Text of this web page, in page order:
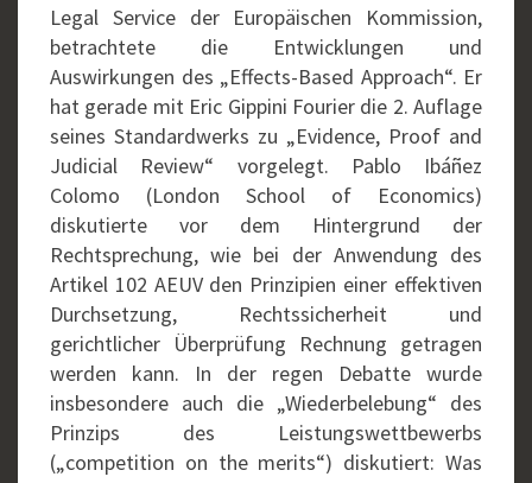
Legal Service der Europäischen Kommission,
betrachtete die Entwicklungen und
Auswirkungen des „Effects-Based Approach“. Er
hat gerade mit Eric Gippini Fourier die 2. Auflage
seines Standardwerks zu „Evidence, Proof and
Judicial Review“ vorgelegt. Pablo Ibáñez
Colomo (London School of Economics)
diskutierte vor dem Hintergrund der
Rechtsprechung, wie bei der Anwendung des
Artikel 102 AEUV den Prinzipien einer effektiven
Durchsetzung, Rechtssicherheit und
gerichtlicher Überprüfung Rechnung getragen
werden kann. In der regen Debatte wurde
insbesondere auch die „Wiederbelebung“ des
Prinzips des Leistungswettbewerbs
(„competition on the merits“) diskutiert: Was